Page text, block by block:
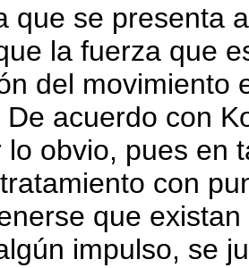
que se presenta
la fuerza que
del movimiento
acuerdo con
lo obvio, pues en
con
que
impulso, se